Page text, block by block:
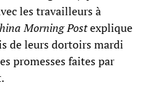
les travailleurs à
Morning Postexplique
de leurs dortoirs mardi
promesses faites par